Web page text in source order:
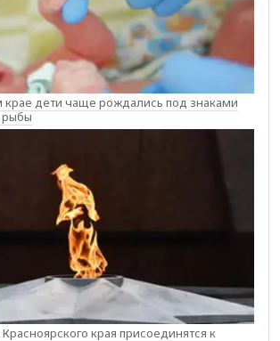
крае дети чаще рождались под знаками
рыбы
края присоединятся к